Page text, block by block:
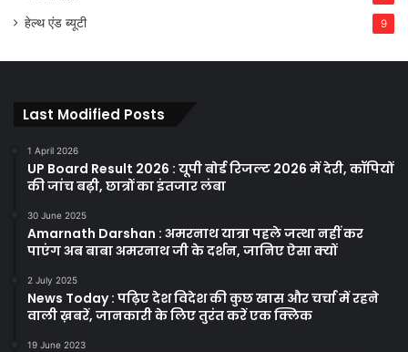
हेल्थ एंड ब्यूटी 9
Last Modified Posts
1 April 2026
UP Board Result 2026 : यूपी बोर्ड रिजल्ट 2026 में देरी, कॉपियों
की जांच बढ़ी, छात्रों का इंतजार लंबा
30 June 2025
Amarnath Darshan : अमरनाथ यात्रा पहले जत्था नहीं कर
पाएंग अब बाबा अमरनाथ जी के दर्शन, जानिए ऐसा क्यों
2 July 2025
News Today : पढ़िए देश विदेश की कुछ खास और चर्चा में रहने
वाली ख़बरें, जानकारी के लिए तुरंत करें एक क्लिक
19 June 2023